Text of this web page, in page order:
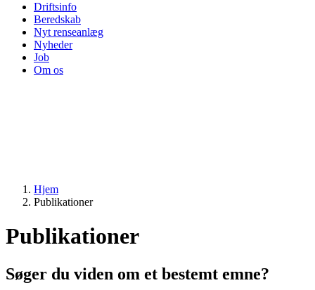
Driftsinfo
Beredskab
Nyt renseanlæg
Nyheder
Job
Om os
Hjem
Publikationer
Publikationer
Søger du viden om et bestemt emne?